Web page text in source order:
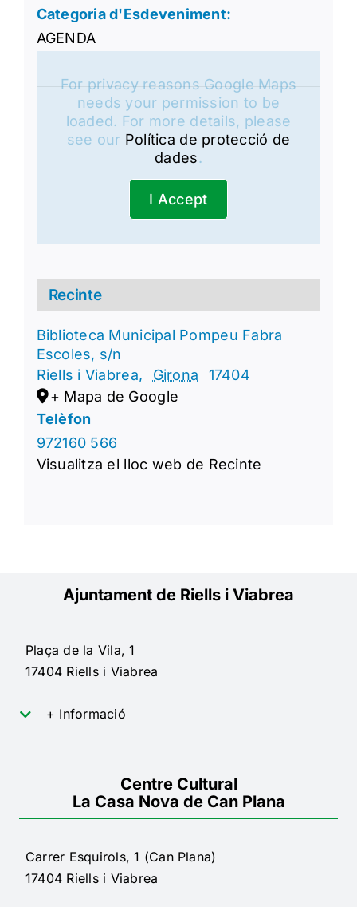
Categoria d'Esdeveniment:
AGENDA
Recinte
Biblioteca Municipal Pompeu Fabra
Escoles, s/n
Riells i Viabrea, Girona
17404
+ Mapa de Google
Telèfon
972160 566
Visualitza el lloc web de Recinte
For privacy reasons Google Maps
needs your permission to be
loaded. For more details, please
see our Política de protecció de
dades.
I Accept
Ajuntament de Riells i Viabrea
Plaça de la Vila, 1
17404 Riells i Viabrea
+ Informació
Centre Cultural
La Casa Nova de Can Plana
Carrer Esquirols, 1 (Can Plana)
17404 Riells i Viabrea